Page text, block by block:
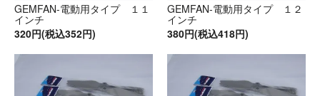
GEMFAN-電動用タイプ １１
インチ
320円(税込352円)
GEMFAN-電動用タイプ １２
インチ
380円(税込418円)